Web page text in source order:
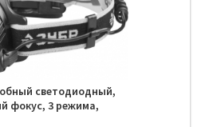
светодиодный,
фокус, 3 режима,